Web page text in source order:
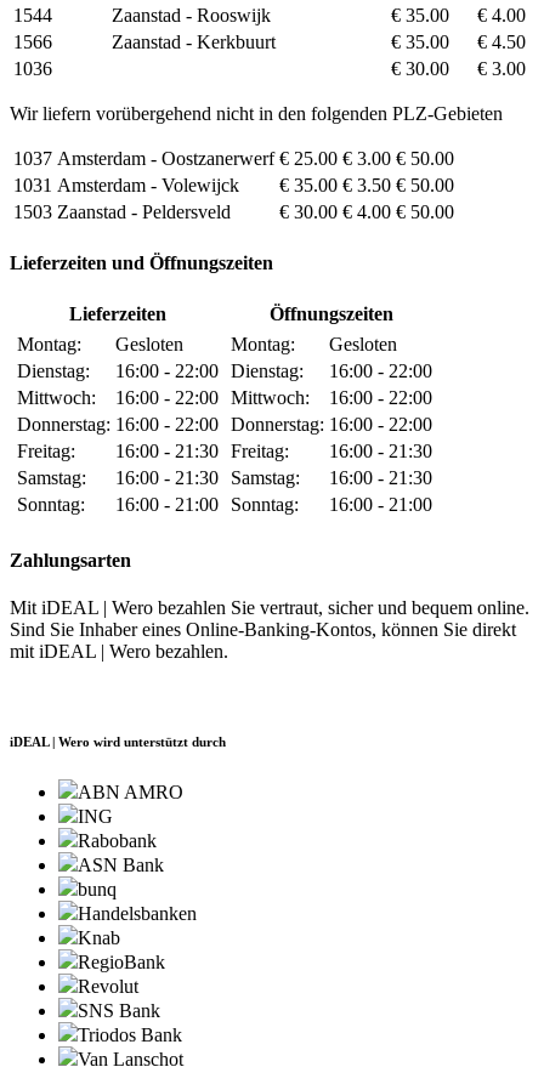
1544 Zaanstad - Rooswijk € 35.00
€ 4.00
1566
Zaanstad - Kerkbuurt € 35.00
€ 4.50
1036
€ 30.00 € 3.00
Wir liefern vorübergehend nicht in den folgenden PLZ-Gebieten
1037 Amsterdam - Oostzanerwerf € 25.00 € 3.00 € 50.00
1031 Amsterdam - Volewijck € 35.00 € 3.50 € 50.00
1503 Zaanstad - Peldersveld € 30.00 € 4.00 € 50.00
Lieferzeiten und Öffnungszeiten
Lieferzeiten
Öffnungszeiten
Montag:
Gesloten
Dienstag:
16:00 - 22:00
Mittwoch:
16:00 - 22:00
Donnerstag: 16:00 - 22:00
Freitag:
16:00 - 21:30
Samstag:
16:00 - 21:30
Sonntag:
16:00 - 21:00
Montag:
Gesloten
Dienstag:
16:00 - 22:00
Mittwoch:
16:00 - 22:00
Donnerstag: 16:00 - 22:00
Freitag:
16:00 - 21:30
Samstag:
16:00 - 21:30
Sonntag:
16:00 - 21:00
Zahlungsarten
Mit iDEAL | Wero bezahlen Sie vertraut, sicher und bequem online.
Sind Sie Inhaber eines Online-Banking-Kontos, können Sie direkt
mit iDEAL | Wero bezahlen.
iDEAL | Wero wird unterstützt durch
ABN AMRO
ING
Rabobank
ASN Bank
bunq
Handelsbanken
Knab
RegioBank
Revolut
SNS Bank
Triodos Bank
Van Lanschot